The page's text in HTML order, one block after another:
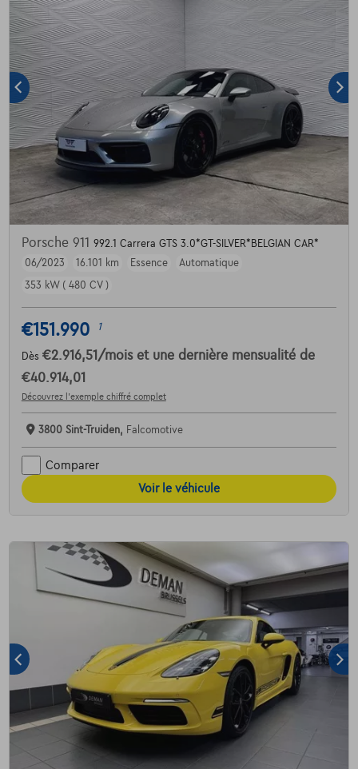
Porsche 911 992.1 Carrera GTS 3.0*GT-SILVER*BELGIAN CAR*
06/2023
16.101 km Essence
Automatique
353 kW ( 480 CV )
€151.990 1
Dès €2.916,51 /mois et une dernière mensualité de
€40.914,01
Découvrez l’exemple chiffré complet
3800 Sint-Truiden, Falcomotive
Comparer
Voir le véhicule